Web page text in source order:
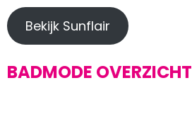
Bekijk Sunflair
BADMODE OVERZICHT